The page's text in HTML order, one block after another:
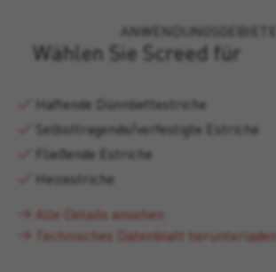
ANWENDUNGSGEBIETE
Wählen Sie Screed für
Haftende Dünnbettestriche
Selbsttragende/verfestigte Estriche
Fließende Estriche
Heizestriche
Alle Details ansehen
Technisches Datenblatt herunterladen